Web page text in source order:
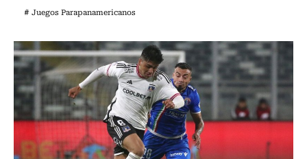
# Juegos Parapanamericanos